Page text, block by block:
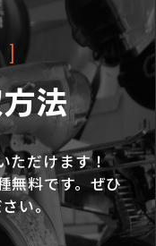
]
法
ただけます！
無料です。ぜひ
い。